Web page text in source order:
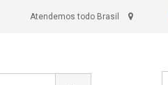
Atendemos todo Brasil